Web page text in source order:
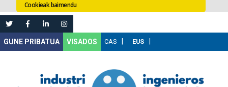
Cookieak baimendu
VISADOS
Lanaren
Leihatila